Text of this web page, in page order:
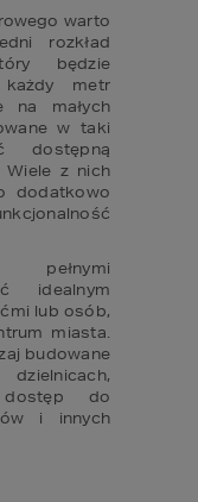
warto
rozkład
będzie
metr
na małych
w taki
dostępną
Wiele z nich
dodatkowo
idealnym
lub osób,
miasta.
budowane
dostęp do
i innych